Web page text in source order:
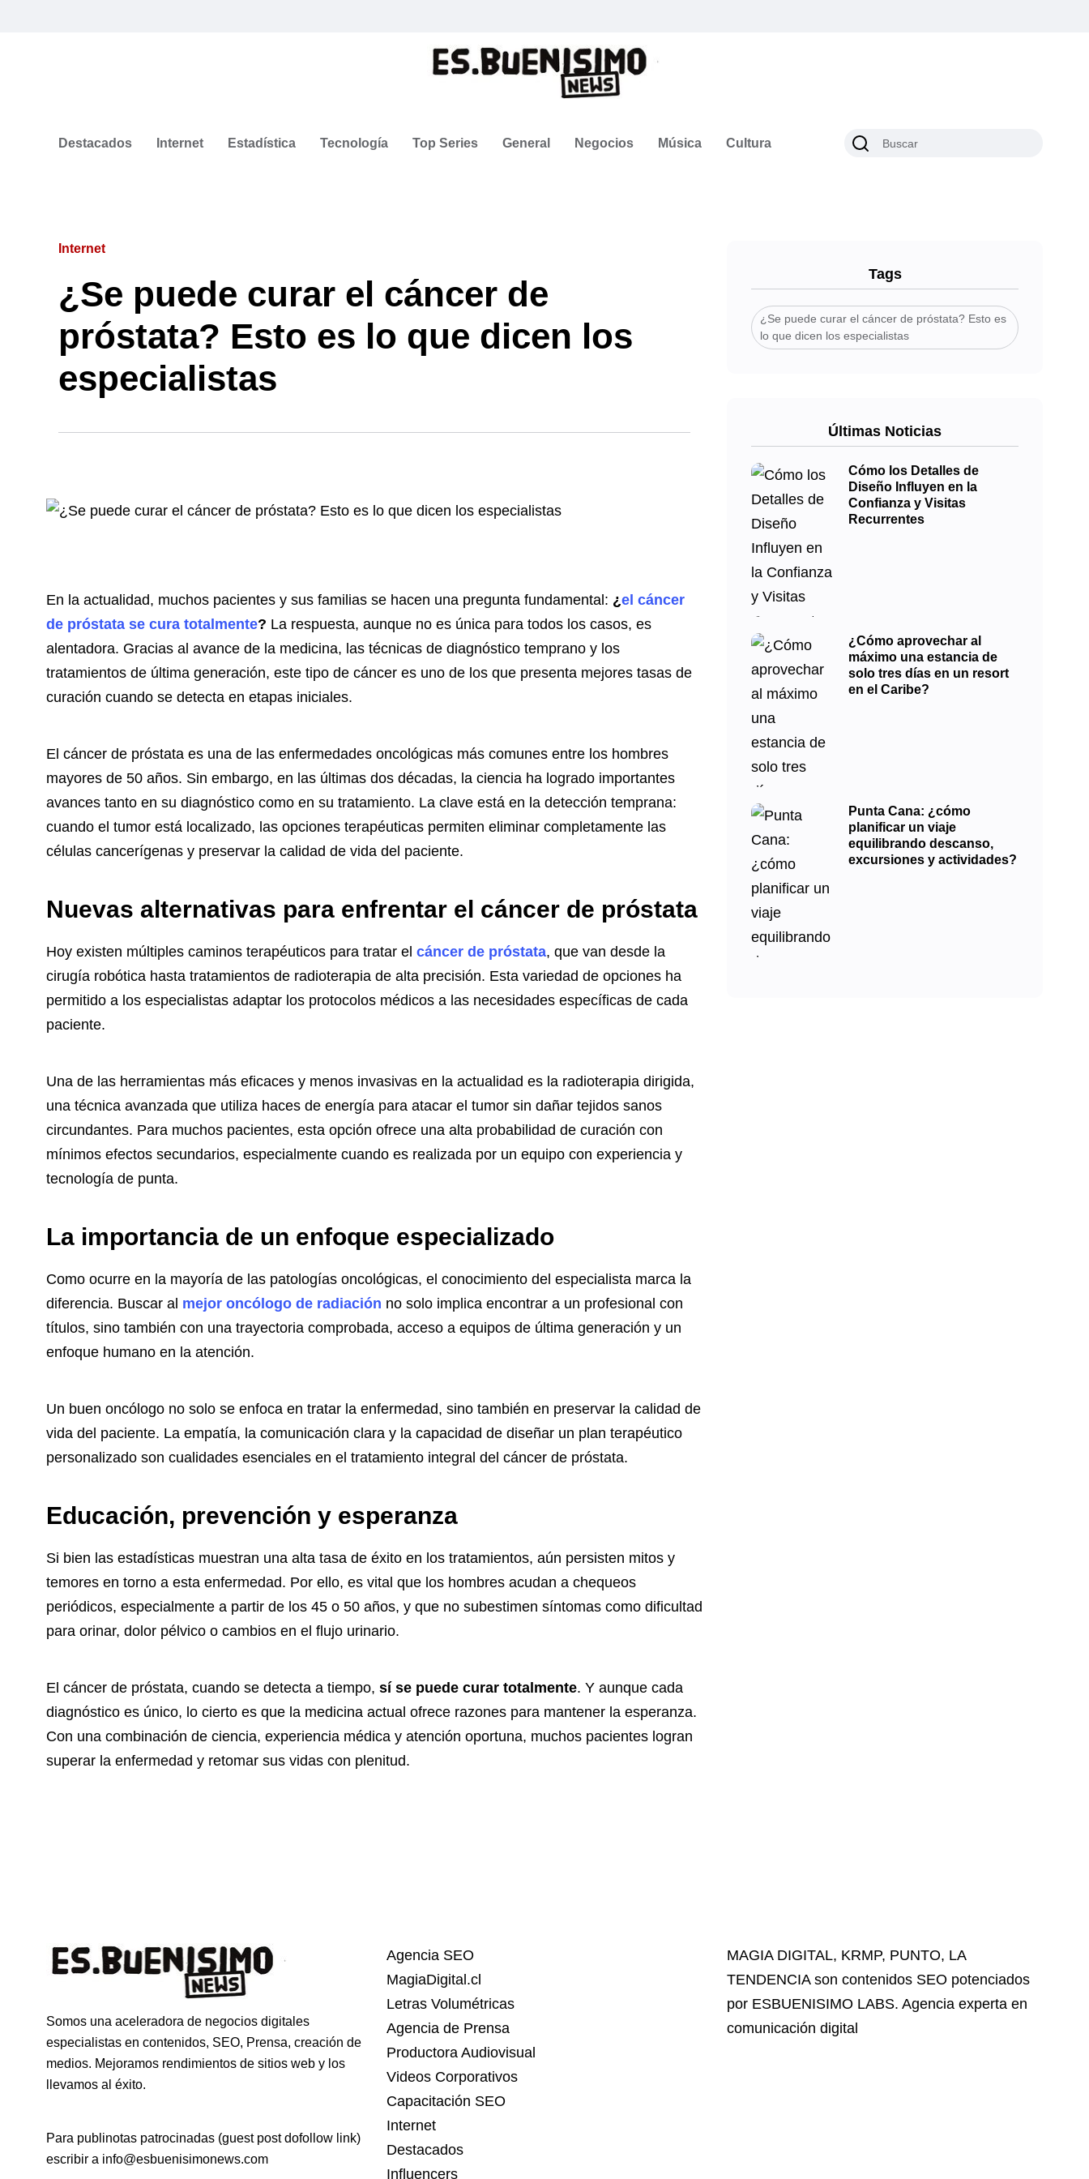
Destacados Internet Estadística Tecnología Top Series General Negocios Música Cultura
Internet
¿Se puede curar el cáncer de
próstata? Esto es lo que dicen los
especialistas
En la actualidad, muchos pacientes y sus familias se hacen una pregunta fundamental: ¿el cáncer
de próstata se cura totalmente? La respuesta, aunque no es única para todos los casos, es
alentadora. Gracias al avance de la medicina, las técnicas de diagnóstico temprano y los
tratamientos de última generación, este tipo de cáncer es uno de los que presenta mejores tasas de
curación cuando se detecta en etapas iniciales.
El cáncer de próstata es una de las enfermedades oncológicas más comunes entre los hombres
mayores de 50 años. Sin embargo, en las últimas dos décadas, la ciencia ha logrado importantes
avances tanto en su diagnóstico como en su tratamiento. La clave está en la detección temprana:
cuando el tumor está localizado, las opciones terapéuticas permiten eliminar completamente las
células cancerígenas y preservar la calidad de vida del paciente.
Nuevas alternativas para enfrentar el cáncer de próstata
Hoy existen múltiples caminos terapéuticos para tratar el cáncer de próstata, que van desde la
cirugía robótica hasta tratamientos de radioterapia de alta precisión. Esta variedad de opciones ha
permitido a los especialistas adaptar los protocolos médicos a las necesidades específicas de cada
paciente.
Una de las herramientas más eficaces y menos invasivas en la actualidad es la radioterapia dirigida,
una técnica avanzada que utiliza haces de energía para atacar el tumor sin dañar tejidos sanos
circundantes. Para muchos pacientes, esta opción ofrece una alta probabilidad de curación con
mínimos efectos secundarios, especialmente cuando es realizada por un equipo con experiencia y
tecnología de punta.
La importancia de un enfoque especializado
Como ocurre en la mayoría de las patologías oncológicas, el conocimiento del especialista marca la
diferencia. Buscar al mejor oncólogo de radiación no solo implica encontrar a un profesional con
títulos, sino también con una trayectoria comprobada, acceso a equipos de última generación y un
enfoque humano en la atención.
Un buen oncólogo no solo se enfoca en tratar la enfermedad, sino también en preservar la calidad de
vida del paciente. La empatía, la comunicación clara y la capacidad de diseñar un plan terapéutico
personalizado son cualidades esenciales en el tratamiento integral del cáncer de próstata.
Educación, prevención y esperanza
Si bien las estadísticas muestran una alta tasa de éxito en los tratamientos, aún persisten mitos y
temores en torno a esta enfermedad. Por ello, es vital que los hombres acudan a chequeos
periódicos, especialmente a partir de los 45 o 50 años, y que no subestimen síntomas como dificultad
para orinar, dolor pélvico o cambios en el flujo urinario.
El cáncer de próstata, cuando se detecta a tiempo, sí se puede curar totalmente. Y aunque cada
diagnóstico es único, lo cierto es que la medicina actual ofrece razones para mantener la esperanza.
Con una combinación de ciencia, experiencia médica y atención oportuna, muchos pacientes logran
superar la enfermedad y retomar sus vidas con plenitud.
Tags
¿Se puede curar el cáncer de próstata? Esto es
lo que dicen los especialistas
Últimas Noticias
Cómo los Detalles de
Diseño Influyen en la
Confianza y Visitas
Recurrentes
¿Cómo aprovechar al
máximo una estancia de
solo tres días en un resort
en el Caribe?
Punta Cana: ¿cómo
planificar un viaje
equilibrando descanso,
excursiones y actividades?
Somos una aceleradora de negocios digitales
especialistas en contenidos, SEO, Prensa, creación de
medios. Mejoramos rendimientos de sitios web y los
llevamos al éxito.
Para publinotas patrocinadas (guest post dofollow link)
escribir a info@esbuenisimonews.com
Agencia SEO
MagiaDigital.cl
Letras Volumétricas
Agencia de Prensa
Productora Audiovisual
Videos Corporativos
Capacitación SEO
Internet
Destacados
Influencers
MAGIA DIGITAL, KRMP, PUNTO, LA
TENDENCIAson contenidos SEO potenciados
por ESBUENISIMO LABS. Agencia experta en
comunicación digital